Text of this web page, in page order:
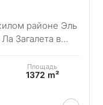
районе Эль
Загалета в
Площадь
1372 m²